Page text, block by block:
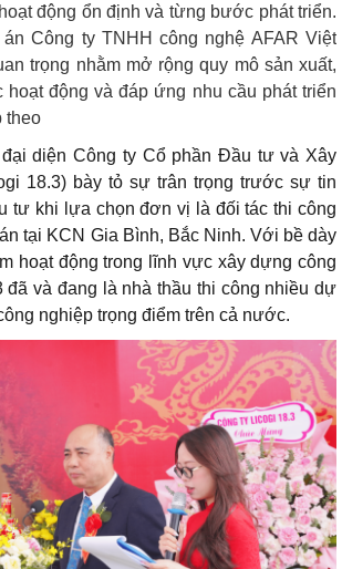
động ổn định và từng bước phát triển.
ánCông ty TNHH công nghệ AFAR Việt
trọng nhằm mở rộng quy mô sản xuất,
hoạt động và đáp ứng nhu cầu phát triển
theo
diện Công ty Cổ phần Đầu tư và Xây
18.3) bày tỏ sự trân trọng trước sự tin
tư khi lựa chọn đơn vị là đối tác thi công
tại KCN Gia Bình, Bắc Ninh. Với bề dày
hoạt động trong lĩnh vực xây dựng công
đã và đang là nhà thầu thi công nhiều dự
nghiệp trọng điểm trên cả nước.